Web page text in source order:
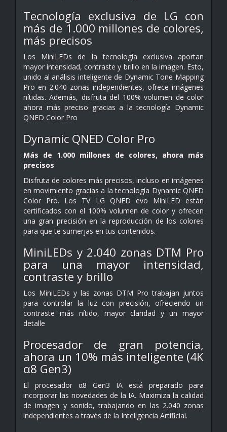
Tecnología exclusiva de LG con
más de 1.000 millones de colores,
más precisos
Los MiniLEDs de la tecnología exclusiva aportan
mayor intensidad, contraste y brillo en la imagen. Esto,
unido al análisis inteligente de Dynamic Tone Mapping
Pro en 2.040 zonas independientes, ofrece imágenes
nítidas. Además, disfruta del 100% volumen de color
ahora más preciso gracias a la tecnología Dynamic
QNED Color Pro
Dynamic QNED Color Pro
Más de 1.000 millones de colores, ahora más
precisos
Disfruta de colores más precisos, incluso en imágenes
en movimiento gracias a la tecnología Dynamic QNED
Color Pro. Los TV LG QNED evo MiniLED están
certificados con el 100% volumen de color y ofrecen
una gran precisión en la reproducción de los colores
para que te sumerjas en tus contenidos.
MiniLEDs y 2.040 zonas DTM Pro
para una mayor intensidad,
contraste y brillo
Los MiniLEDs y las zonas DTM Pro trabajan juntos
para controlar la luz con precisión, ofreciendo un
contraste más nítido, mayor claridad y un mayor
detalle
Procesador de gran potencia,
ahora un 10% más inteligente (4K
α8 Gen3)
El procesador α8 Gen3 IA está preparado para
incorporar las novedades de la IA. Maximiza la calidad
de imagen y sonido, trabajando en las 2.040 zonas
independientes a través de la Inteligencia Artificial.